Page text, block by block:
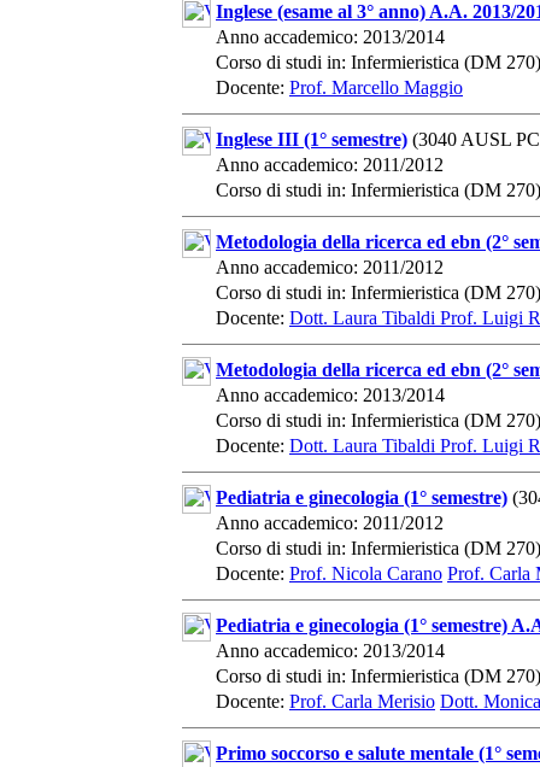
Inglese (esame al 3° anno) A.A. 2013/
Anno accademico: 2013/2014
Corso di studi in: Infermieristica (DM 270)
Docente: Prof. Marcello Maggio
Inglese III (1° semestre) (3040 AUSL
Anno accademico: 2011/2012
Corso di studi in: Infermieristica (DM 270)
Metodologia della ricerca ed ebn (2°
Anno accademico: 2011/2012
Corso di studi in: Infermieristica (DM 270)
Docente: Dott. Laura Tibaldi Prof. Luigi
Metodologia della ricerca ed ebn (2°
Anno accademico: 2013/2014
Corso di studi in: Infermieristica (DM 270)
Docente: Dott. Laura Tibaldi Prof. Luigi
Pediatria e ginecologia (1° semestre)
Anno accademico: 2011/2012
Corso di studi in: Infermieristica (DM 270)
Docente: Prof. Nicola Carano Prof. Carla
Pediatria e ginecologia (1° semestre)
Anno accademico: 2013/2014
Corso di studi in: Infermieristica (DM 270)
Docente: Prof. Carla Merisio Dott.
Primo soccorso e salute mentale (1°